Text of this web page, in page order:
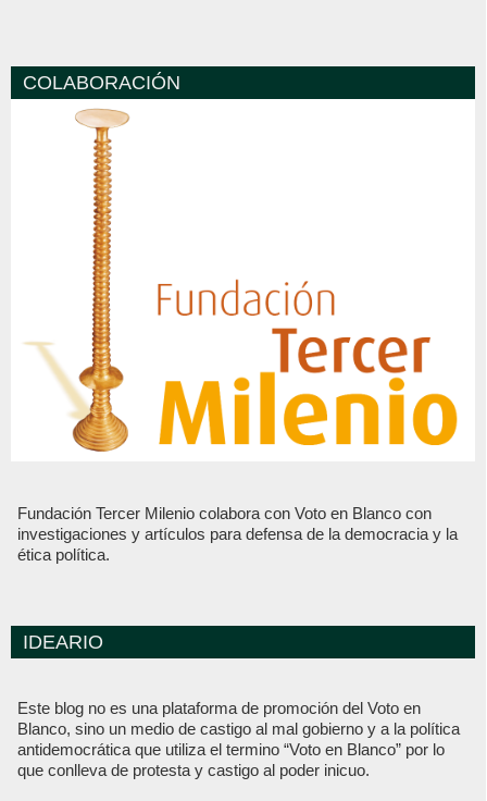
COLABORACIÓN
Fundación Tercer Milenio colabora con Voto en Blanco con
investigaciones y artículos para defensa de la democracia y la
ética política.
IDEARIO
Este blog no es una plataforma de promoción del Voto en
Blanco, sino un medio de castigo al mal gobierno y a la política
antidemocrática que utiliza el termino “Voto en Blanco” por lo
que conlleva de protesta y castigo al poder inicuo.